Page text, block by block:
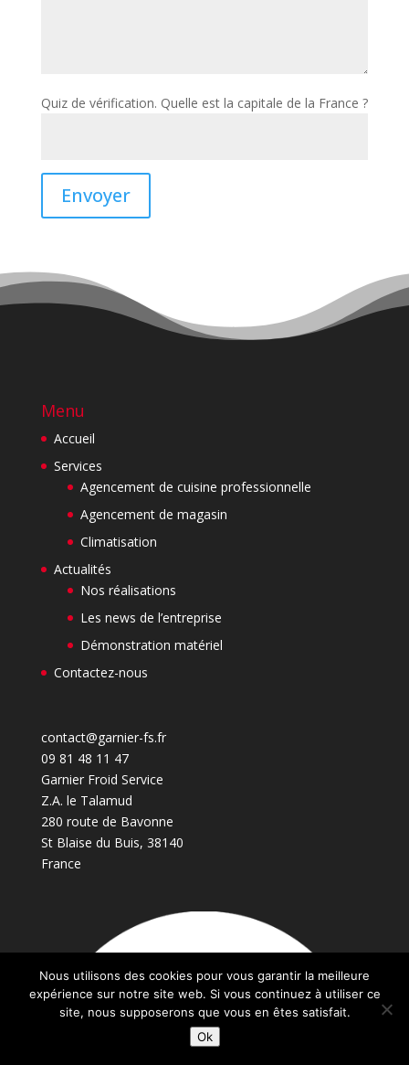
Quiz de vérification. Quelle est la capitale de la France ?
Envoyer
Menu
Accueil
Services
Agencement de cuisine professionnelle
Agencement de magasin
Climatisation
Actualités
Nos réalisations
Les news de l’entreprise
Démonstration matériel
Contactez-nous
contact@garnier-fs.fr
09 81 48 11 47
Garnier Froid Service
Z.A. le Talamud
280 route de Bavonne
St Blaise du Buis, 38140
France
Nous utilisons des cookies pour vous garantir la meilleure
expérience sur notre site web. Si vous continuez à utiliser ce
site, nous supposerons que vous en êtes satisfait.
Ok